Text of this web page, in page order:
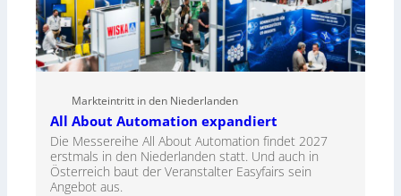
Markteintritt in den Niederlanden
All About Automation expandiert
Die Messereihe All About Automation findet 2027
erstmals in den Niederlanden statt. Und auch in
Österreich baut der Veranstalter Easyfairs sein
Angebot aus.